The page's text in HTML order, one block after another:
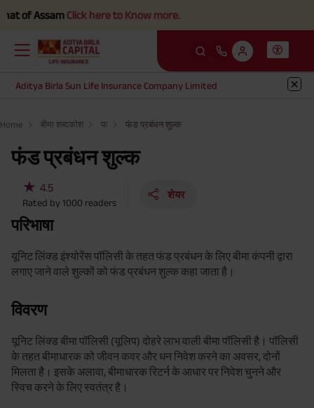
AssamClick here to Know more.
Aditya Birla Sun Life Insurance Company Limited
Home बीमा शब्दकोश फ फंड प्रबंधन शुल्क
फंड प्रबंधन शुल्क
★ 4.5
Rated by 1000 readers
शेयर
परिभाषा
यूनिट लिंक्ड इंश्योरेंस पॉलिसी के तहत फंड प्रबंधन के लिए बीमा कंपनी द्वारा
लगाए जाने वाले शुल्कों को फंड प्रबंधन शुल्क कहा जाता है।
विवरण
यूनिट लिंक्ड बीमा पॉलिसी (यूलिप) दोहरे लाभ वाली बीमा पॉलिसी है। पॉलिसी
के तहत बीमाधारक को जीवन कवर और धन निवेश करने का अवसर, दोनों
मिलता है। इसके अलावा, बीमाधारक रिटर्न के आधार पर निवेश चुनने और
स्विच करने के लिए स्वतंत्र है।